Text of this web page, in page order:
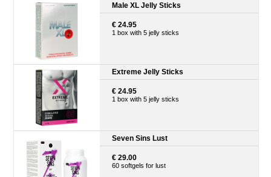
Male XL Jelly Sticks
€ 24.95
1 box with 5 jelly sticks
Extreme Jelly Sticks
€ 24.95
1 box with 5 jelly sticks
Seven Sins Lust
€ 29.00
60 softgels for lust